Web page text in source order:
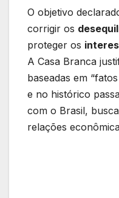
O objetivo
corrigir os
proteger os
A Casa Branca
baseadas em
e no histórico
com o Brasil,
relações